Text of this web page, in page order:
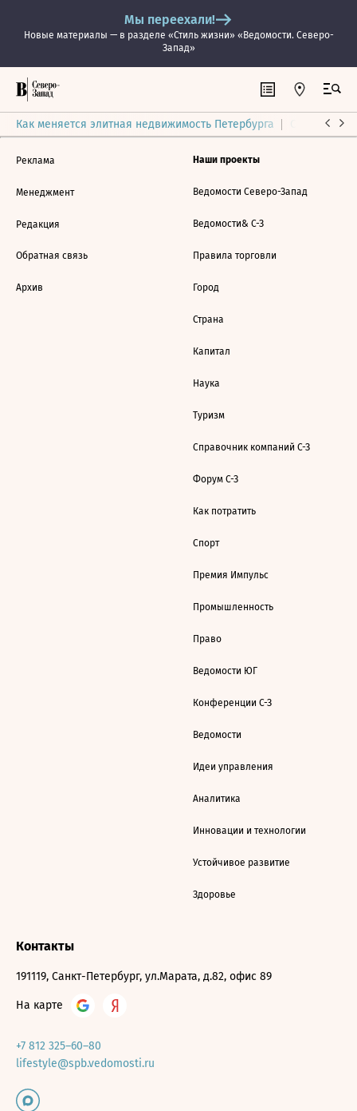
Мы переехали!
Новые материалы — в разделе «Стиль жизни» «Ведомости. Северо-
Запад»
Как меняется элитная недвижимость Петербурга Ситуация
Реклама
Менеджмент
Редакция
Обратная связь
Архив
Наши проекты
Ведомости Северо-Запад
Ведомости& С-З
Правила торговли
Город
Страна
Капитал
Наука
Туризм
Справочник компаний С-З
Форум С-З
Как потратить
Спорт
Премия Импульс
Промышленность
Право
Ведомости ЮГ
Конференции С-З
Ведомости
Идеи управления
Аналитика
Инновации и технологии
Устойчивое развитие
Здоровье
Контакты
191119, Санкт-Петербург, ул.Марата, д.82, офис 89
На карте
+7 812 325–60–80
lifestyle@spb.vedomosti.ru